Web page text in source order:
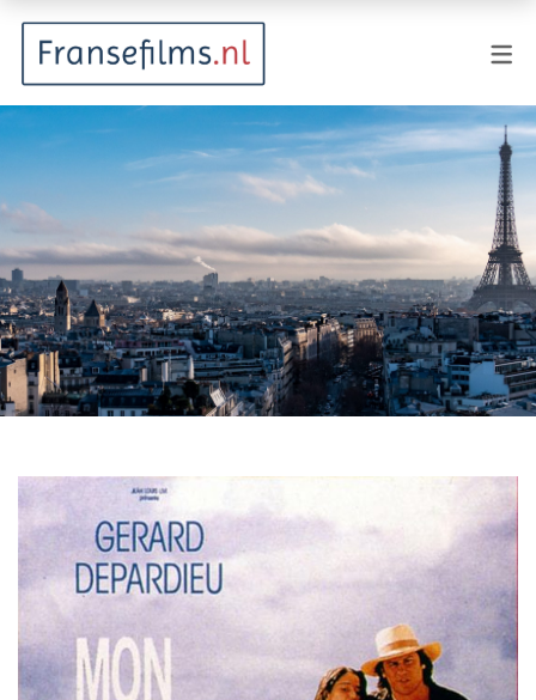
Animatie
Documentaire
Drama
Fantasy
Horror
Kostuumdrama
Misdaad
Musical
Oorlogsfilm
Romantische komedie